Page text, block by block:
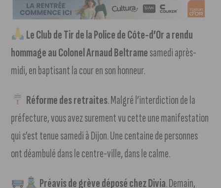
Le Club de Tir de la Police de Côte-d’Or a rendu
hommage au Colonel Arnaud Beltramesamedi après-
midi, en baptisant la cour en son honneur.
Réforme des retraites. Malgré l’interdiction de la
préfecture, vous avez surement vu cette une manifestation
qui s’est tenue samedi à Dijon. Une centaine de personnes
ont déambulé dans le centre-ville, dans le calme.
Préavis de grève déposé chez Divia. Demain,